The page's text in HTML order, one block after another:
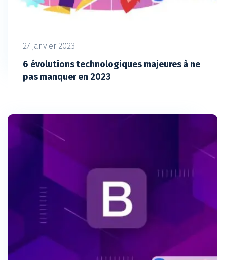
27 janvier 2023
6 évolutions technologiques majeures à ne
pas manquer en 2023